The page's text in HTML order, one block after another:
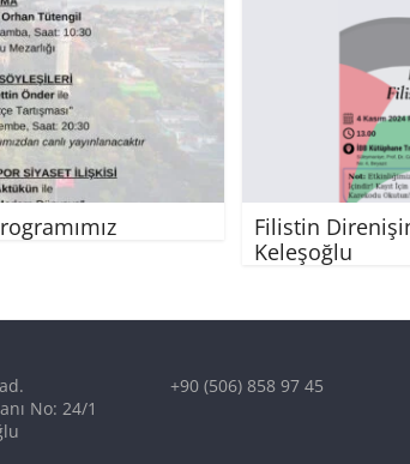
Filistin
Keleşoğlu
No: 24/1
+90 (506) 858 97 45